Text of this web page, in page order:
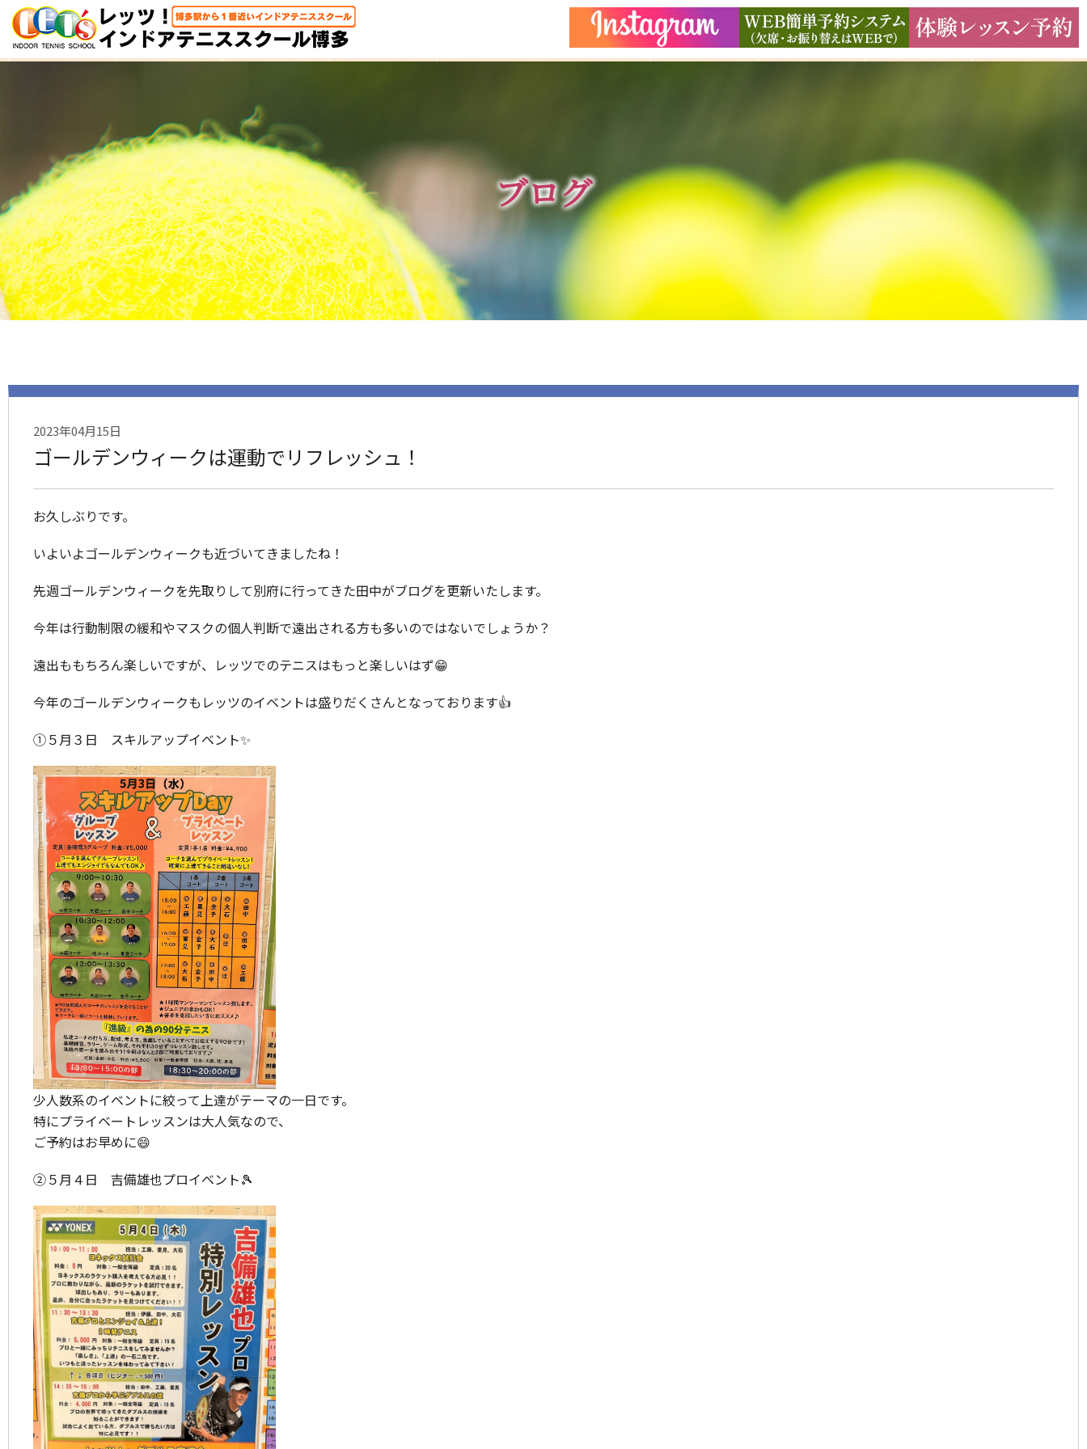
HOME 体験レッスン 大人クラス 子どもクラス イベント 施設ガイド ギャラリー アクセス よくある質問
ブログ
2023年04月15日
ゴールデンウィークは運動でリフレッシュ！
お久しぶりです。
いよいよゴールデンウィークも近づいてきましたね！
先週ゴールデンウィークを先取りして別府に行ってきた田中がブログを更新いたします。
今年は行動制限の緩和やマスクの個人判断で遠出される方も多いのではないでしょうか？
遠出ももちろん楽しいですが、レッツでのテニスはもっと楽しいはず😁
今年のゴールデンウィークもレッツのイベントは盛りだくさんとなっております👍
①５月３日 スキルアップイベント✨
少人数系のイベントに絞って上達がテーマの一日です。
特にプライベートレッスンは大人気なので、
ご予約はお早めに😄
②５月４日 吉備雄也プロイベント🎾